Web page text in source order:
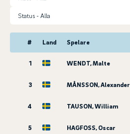
Status
# Land Spelare
1 WENDT, Malte
3 MÅNSSON, Alexander
4 TAUSON, William
5 HAGFOSS, Oscar